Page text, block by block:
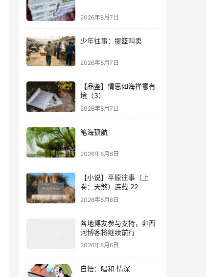
2026年8月7日
少年往事：提篮叫卖
2026年8月7日
【品鉴】情思如海禅意有
境（3）
2026年8月7日
笔海孤航
2026年8月6日
【小说】平原往事（上
卷：天煞）连载 22
2026年8月6日
各地博友参与支持，卯酉
河博客将继续前行
2026年8月6日
自悟：唱和 情深